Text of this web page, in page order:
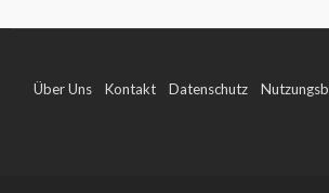
Über Uns Kontakt Datenschutz